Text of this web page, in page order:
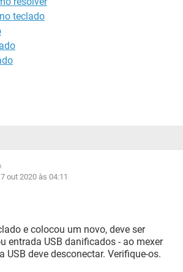
teclado
out 2020 às 04:11
e colocou um novo, deve ser
entrada USB danificados - ao mexer
USB deve desconectar. Verifique-os.